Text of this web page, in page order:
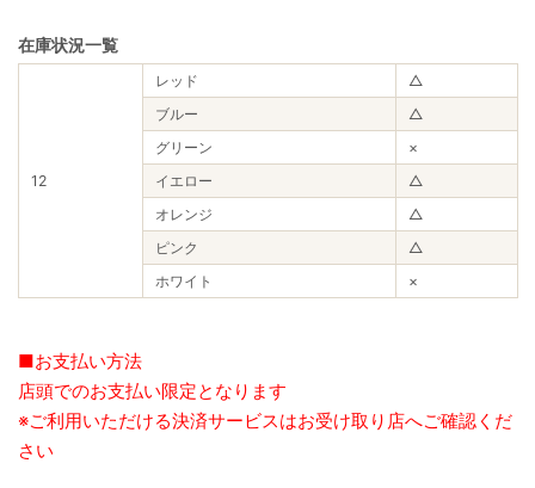
在庫状況一覧
12
レッド
△
ブルー
△
グリーン
×
イエロー
△
オレンジ
△
ピンク
△
ホワイト
×
■お支払い方法
店頭でのお支払い限定となります
※ご利用いただける決済サービスはお受け取り店へご確認くだ
さい